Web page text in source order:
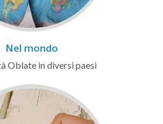
Nel mondo
Oblate in diversi paesi